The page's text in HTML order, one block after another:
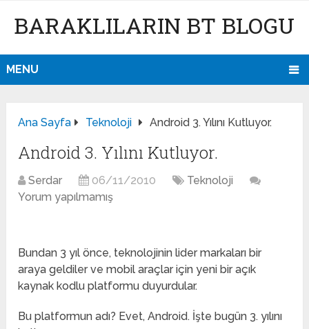
BARAKLILARIN BT BLOGU
MENU
Ana Sayfa Teknoloji Android 3. Yılını Kutluyor.
Android 3. Yılını Kutluyor.
Serdar 06/11/2010
Teknoloji
Yorum yapılmamış
Bundan 3 yıl önce, teknolojinin lider markaları bir
araya geldiler ve mobil araçlar için yeni bir açık
kaynak kodlu platformu duyurdular.
Bu platformun adı? Evet, Android. İşte bugün 3. yılını